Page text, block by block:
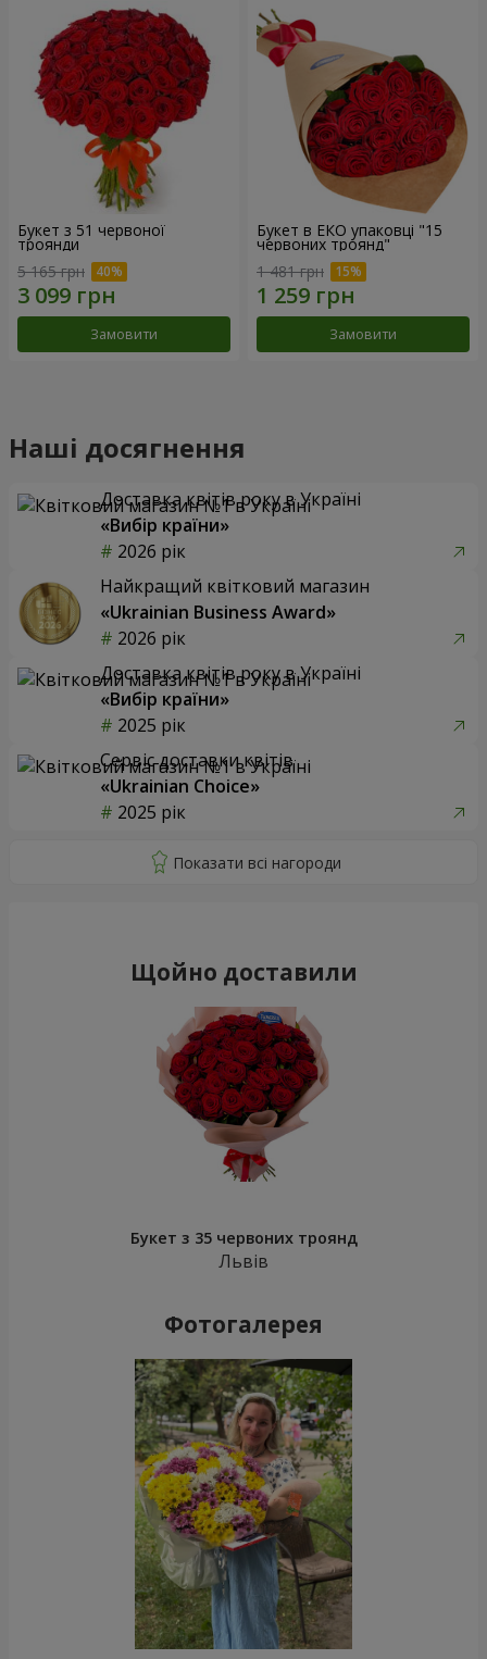
Букет з 51 червоної
троянди
5 165 грн
Замовити
Букет в ЕКО упаковці "15
червоних троянд"
1 481 грн
Замовити
Наші досягнення
Доставка квітів року в Україні
«Вибір країни»
2026 рік
Найкращий квітковий магазин
«Ukrainian Business Award»
2026 рік
Доставка квітів року в Україні
«Вибір країни»
2025 рік
Сервіс доставки квітів
«Ukrainian Choice»
2025 рік
Щойно доставили
Букет з 35 червоних троянд
Львів
Фотогалерея